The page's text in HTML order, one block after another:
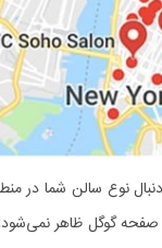
نوع سالن شما در
گوگل ظاهر